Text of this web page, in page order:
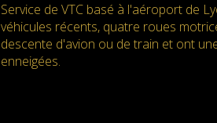
Service de VTC basé à l'aéroport de
véhicules récents, quatre roues
descente d'avion ou de train et ont
enneigées.